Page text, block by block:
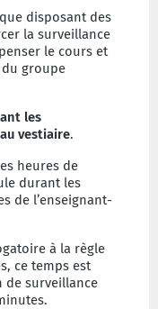
disposant des
la surveillance
le cours et
groupe
les
vestiaire.
heures de
durant les
de l’enseignant-
à la règle
ce temps est
de surveillance